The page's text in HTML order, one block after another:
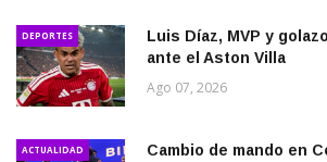
DEPORTES
Luis Díaz, MVP y
ante el Aston Villa
Ago 07, 2026
ACTUALIDAD Cambio de mando en